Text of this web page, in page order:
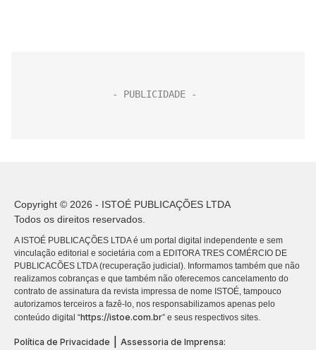
Copyright © 2026 - ISTOÉ PUBLICAÇÕES LTDA
Todos os direitos reservados.
A ISTOÉ PUBLICAÇÕES LTDA é um portal digital independente e sem
vinculação editorial e societária com a EDITORA TRES COMÉRCIO DE
PUBLICACÕES LTDA (recuperação judicial). Informamos também que não
realizamos cobranças e que também não oferecemos cancelamento do
contrato de assinatura da revista impressa de nome ISTOÉ, tampouco
autorizamos terceiros a fazê-lo, nos responsabilizamos apenas pelo
conteúdo digital “https://istoe.com.br” e seus respectivos sites.
Política de Privacidade Assessoria de Imprensa: